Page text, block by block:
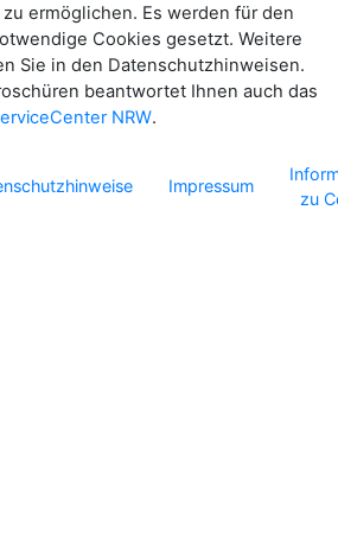
ermöglichen. Es werden für den
Cookies gesetzt. Weitere
Sie in den Datenschutzhinweisen.
beantwortet Ihnen auch das
NRW.
Impressum
zu